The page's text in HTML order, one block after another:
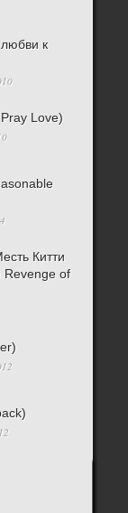
к
Love)
Китти
Revenge of